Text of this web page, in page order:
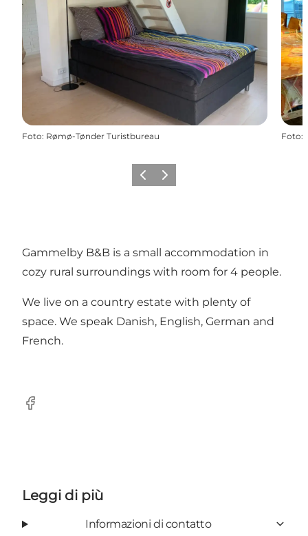
Foto: Rømø-Tønder Turistbureau Foto:
Precedente
Avanti
Gammelby B&B is a small accommodation in
cozy rural surroundings with room for 4 people.
We live on a country estate with plenty of
space. We speak Danish, English, German and
French.
Facebook
Leggi di più
Informazioni di contatto